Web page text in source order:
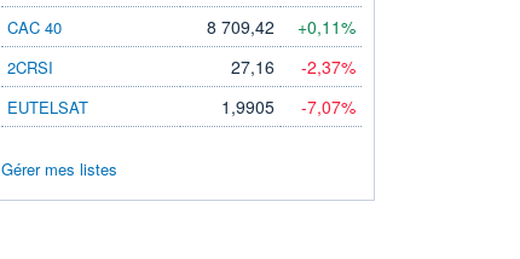
CAC 40 8 709,42 +0,11%
2CRSI 27,16 -2,37%
EUTELSAT 1,9905 -7,07%
Gérer mes listes